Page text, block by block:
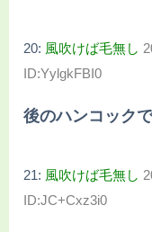
20: 風吹けば毛無し
ID:YylgkFBI0
後のハンコック
21: 風吹けば毛無し
ID:JC+Cxz3i0